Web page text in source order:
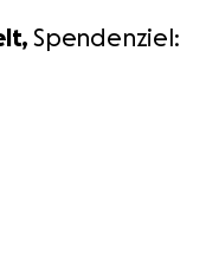
Spendenziel:
– für
für Martin.